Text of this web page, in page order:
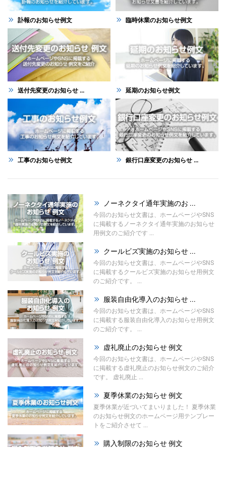
訃報のお知らせ例文 臨時休業のお知らせ例文
送付先変更のお知らせ ... 延期のお知らせ例文
工事のお知らせ例文 銀行口座変更のお知らせ ...
ノーネクタイ通年実施のお ...
今回のお知らせ文書は、ホームページやSNS
に掲載するノーネクタイ通年実施のお知らせ
用例文のご紹介です ...
クールビズ実施のお知らせ ...
今回のお知らせ文書は、ホームページやSNS
に掲載するクールビズ実施のお知らせ用例文
のご紹介です。 ...
服装自由化導入のお知らせ ...
今回のお知らせ文書は、ホームページやSNS
に掲載する服装自由化導入のお知らせ用例文
のご紹介です。 ...
虚礼廃止のお知らせ 例文
今回のお知らせ文書は、ホームページやSNS
に掲載する虚礼廃止のお知らせ例文のご紹介
です。 虚礼廃止 ...
夏季休業のお知らせ 例文
夏季休業が近づいてまいりました！ 夏季休業
のお知らせ例文のホームページ用テンプレー
トをご紹介させて ...
購入制限のお知らせ 例文